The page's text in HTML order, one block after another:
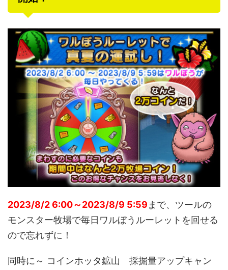
2023/8/2 6:00～2023/8/9 5:59まで、ツールの
モンスター牧場で毎日ワルぼうルーレットを回せる
ので忘れずに！
同時に～ コインホッタ鉱山 採掘量アップキャン